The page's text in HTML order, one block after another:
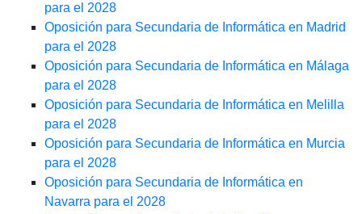
para el 2028
Oposición para Secundaria de Informática en Madrid
para el 2028
Oposición para Secundaria de Informática en Málaga
para el 2028
Oposición para Secundaria de Informática en Melilla
para el 2028
Oposición para Secundaria de Informática en Murcia
para el 2028
Oposición para Secundaria de Informática en
Navarra para el 2028